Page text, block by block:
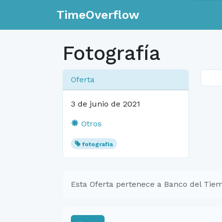
TimeOverflow
Fotografía
Oferta
3 de junio de 2021
Otros
fotografía
Esta Oferta pertenece a Banco del